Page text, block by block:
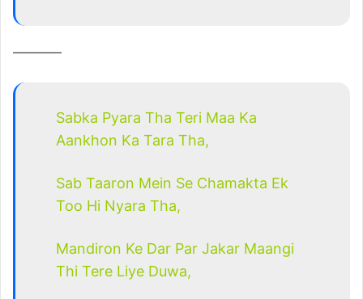
————
Sabka Pyara Tha Teri Maa Ka
Aankhon Ka Tara Tha,
Sab Taaron Mein Se Chamakta Ek
Too Hi Nyara Tha,
Mandiron Ke Dar Par Jakar Maangi
Thi Tere Liye Duwa,